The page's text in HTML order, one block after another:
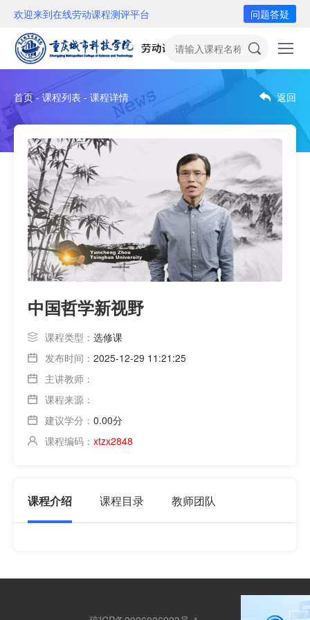
欢迎来到在线劳动课程测评平台 问题答疑
首页 - 课程列表 - 课程详情 返回
中国哲学新视野
课程类型： 选修课
发布时间： 2025-12-29 11:21:25
主讲教师：
课程来源：
建议学分： 0.00分
课程编码： xtzx2848
课程介绍 课程目录 教师团队